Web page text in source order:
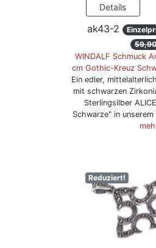
ak43-2
WINDALF Schmuck
cm Gothic-Kreuz
Ein edler,
mit schwarzen
Sterlingsilber
Schwarze" in
Reduziert!